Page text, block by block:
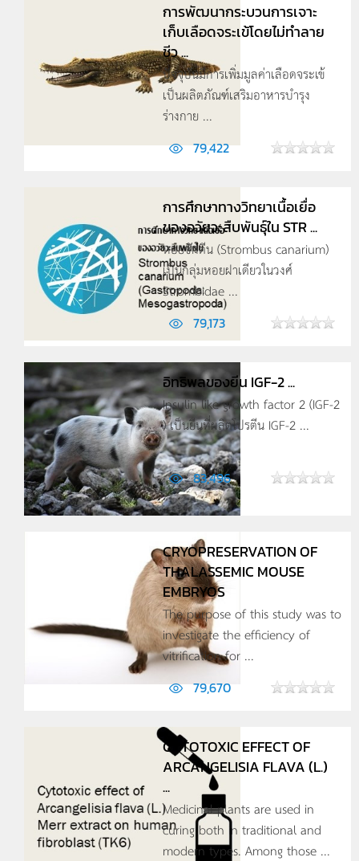
การพัฒนากระบวนการเจาะ
เก็บเลือดจระเข้โดยไม่ทำลาย
ชีว ...
ปัจจุบันมีการเพิ่มมูลค่าเลือดจระเข้
เป็นผลิตภัณฑ์เสริมอาหารบำรุง
ร่างกาย ...
79,422
การศึกษาทางวิทยาเนื้อเยื่อ
ของอวัยวะสืบพันธุ์ใน STR ...
หอยชักตีน (Strombus canarium)
เป็นกลุ่มหอยฝาเดียวในวงศ์
Strombidae ...
79,173
อิทธิพลของยีน IGF-2 ...
Insulin like growth factor 2 (IGF-2
) เป็นยีนที่ผลิตโปรตีน IGF-2 ...
83,496
CRYOPRESERVATION OF
THALASSEMIC MOUSE
EMBRYOS
The purpose of this study was to
investigate the efficiency of
vitrification for ...
79,670
CYTOTOXIC EFFECT OF
ARCANGELISIA FLAVA (L.)
...
Medicinal plants are used in
curing both in traditional and
modern types. Among those ...